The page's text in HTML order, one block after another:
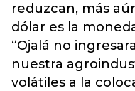
reduzcan, más
dólar es la
“Ojalá no
nuestra
volátiles a la